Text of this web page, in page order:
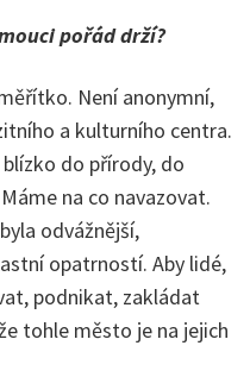
pořád drží?
Není anonymní,
a kulturního centra.
do přírody, do
na co navazovat.
odvážnější,
opatrností. Aby lidé,
podnikat, zakládat
tohle město je na jejich